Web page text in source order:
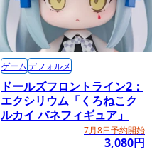
ドールズフロントライン2：
エクシリウム「くろねこク
ルカイ バネフィギュア」
7月8日予約開始
3,080円
ゲームデフォルメ